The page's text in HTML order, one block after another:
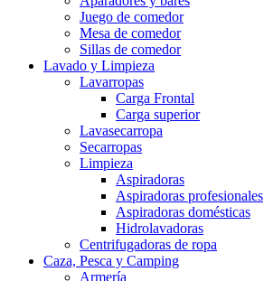
Juego de comedor
Mesa de comedor
Sillas de comedor
Lavado y Limpieza
Lavarropas
Carga Frontal
Carga superior
Lavasecarropa
Secarropas
Limpieza
Aspiradoras
Aspiradoras profesionales
Aspiradoras domésticas
Hidrolavadoras
Centrifugadoras de ropa
Caza, Pesca y Camping
Armería